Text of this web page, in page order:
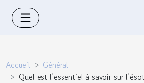
Accueil
Général
Quel est l’essentiel à savoir sur